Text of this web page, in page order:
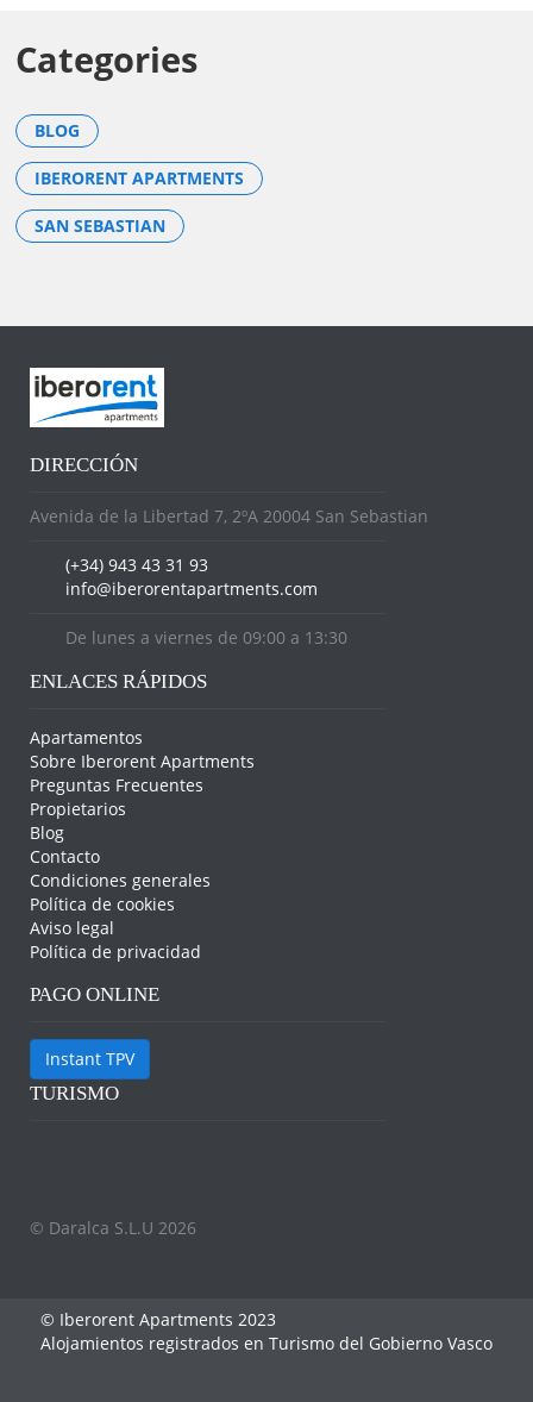
Categories
BLOG
IBERORENT APARTMENTS
SAN SEBASTIAN
DIRECCIÓN
Avenida de la Libertad 7, 2ºA 20004 San Sebastian
(+34) 943 43 31 93
info@iberorentapartments.com
De lunes a viernes de 09:00 a 13:30
ENLACES RÁPIDOS
Apartamentos
Sobre Iberorent Apartments
Preguntas Frecuentes
Propietarios
Blog
Contacto
Condiciones generales
Política de cookies
Aviso legal
Política de privacidad
PAGO ONLINE
Instant TPV
TURISMO
© Daralca S.L.U 2026
© Iberorent Apartments 2023
Alojamientos registrados en Turismo del Gobierno Vasco